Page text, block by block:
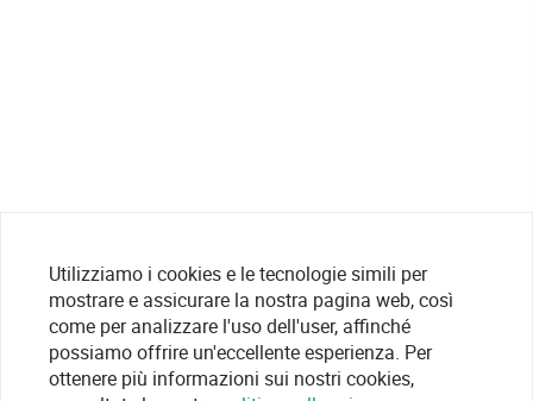
Utilizziamo i cookies e le tecnologie simili per
mostrare e assicurare la nostra pagina web, così
come per analizzare l'uso dell'user, affinché
possiamo offrire un'eccellente esperienza. Per
ottenere più informazioni sui nostri cookies,